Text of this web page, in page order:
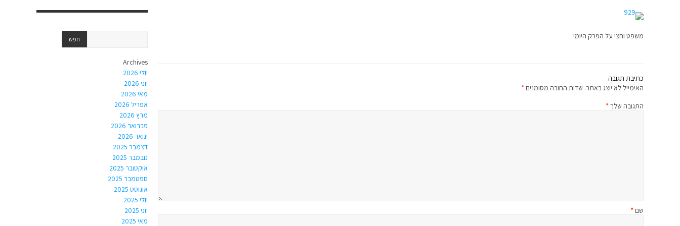
משפט וחצי על הפרק היומי
כתיבת תגובה
האימייל לא יוצג באתר. שדות החובה מסומנים*
התגובה שלך*
שם*
Archives
יולי 2026
יוני 2026
מאי 2026
אפריל 2026
מרץ 2026
פברואר 2026
ינואר 2026
דצמבר 2025
נובמבר 2025
אוקטובר 2025
ספטמבר 2025
אוגוסט 2025
יולי 2025
יוני 2025
מאי 2025